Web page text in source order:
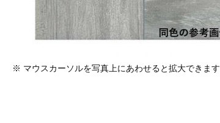
※ マウスカーソルを写真上にあわせると拡大できます